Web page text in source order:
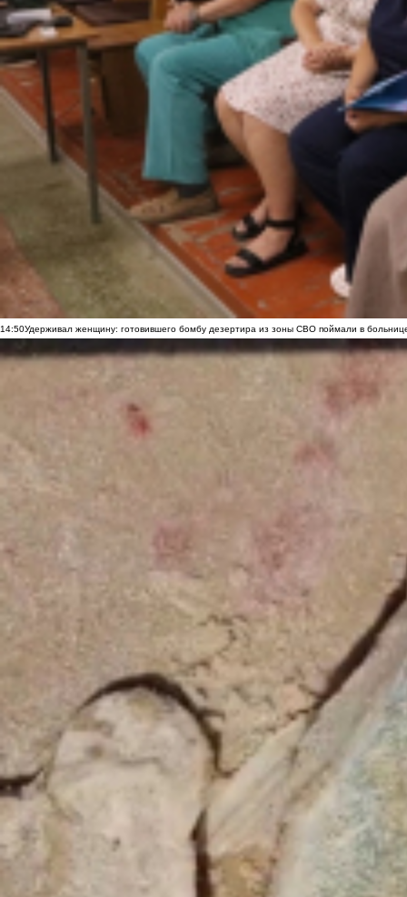
14:50Удерживал женщину: готовившего бомбу дезертира из зоны СВО поймали в